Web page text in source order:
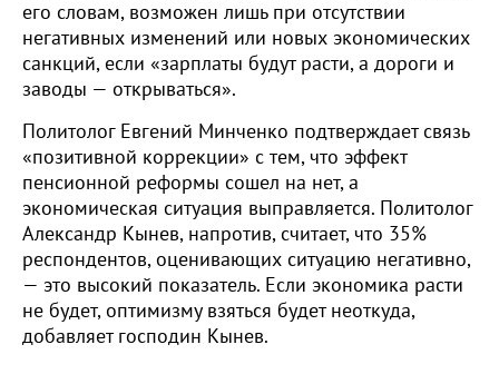
его словам, возможен лишь при отсутствии
негативных изменений или новых экономических
санкций, если «зарплаты будут расти, а дороги и
заводы — открываться».
Политолог Евгений Минченко подтверждает связь
«позитивной коррекции» с тем, что эффект
пенсионной реформы сошел на нет, а
экономическая ситуация выправляется. Политолог
Александр Кынев, напротив, считает, что 35%
респондентов, оценивающих ситуацию негативно,
— это высокий показатель. Если экономика расти
не будет, оптимизму взяться будет неоткуда,
добавляет господин Кынев.